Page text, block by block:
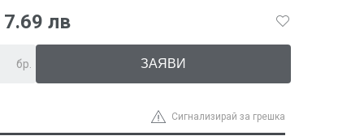
7.69 лв
бр.
Сигнализирай за грешка